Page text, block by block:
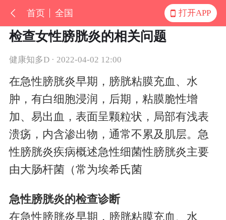
首页 全国 打开APP
检查女性膀胱炎的相关问题
健康知多D · 2022-04-02 12:00
在急性膀胱炎早期，膀胱粘膜充血、水
肿，有白细胞浸润，后期，粘膜脆性增
加、易出血，表面呈颗粒状，局部有浅表
溃疡，内含渗出物，通常不累及肌层。急
性膀胱炎疾病概述急性细菌性膀胱炎主要
由大肠杆菌（常为埃希氏菌
急性膀胱炎的检查诊断
在急性膀胱炎早期，膀胱粘膜充血、水